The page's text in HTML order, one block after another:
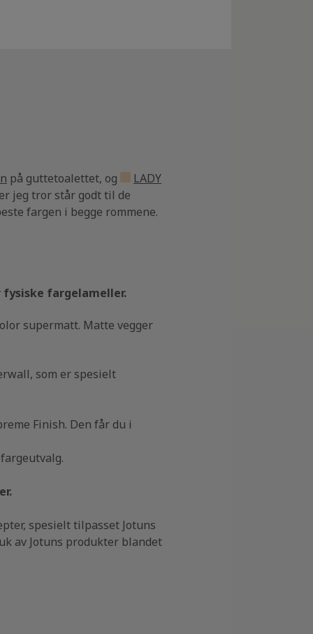
på guttetoalettet, og
LADY
jeg tror står godt til de
fargen i begge rommene.
fargelameller.
supermatt. Matte vegger
som er spesielt
Finish. Den får du i
spesielt tilpasset Jotuns
av Jotuns produkter blandet